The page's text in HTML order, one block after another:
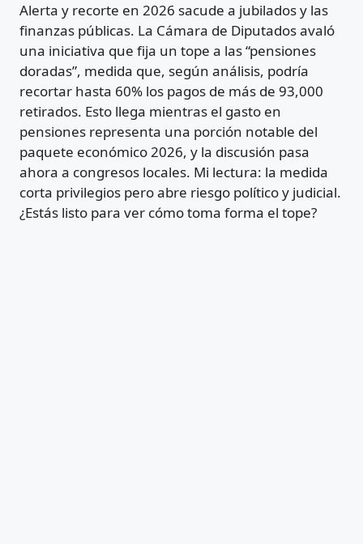
Alerta y recorte en 2026 sacude a jubilados y las
finanzas públicas. La Cámara de Diputados avaló
una iniciativa que fija un tope a las “pensiones
doradas”, medida que, según análisis, podría
recortar hasta 60% los pagos de más de 93,000
retirados. Esto llega mientras el gasto en
pensiones representa una porción notable del
paquete económico 2026, y la discusión pasa
ahora a congresos locales. Mi lectura: la medida
corta privilegios pero abre riesgo político y judicial.
¿Estás listo para ver cómo toma forma el tope?